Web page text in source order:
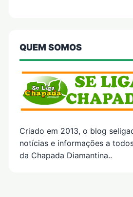
QUEM SOMOS
Criado em 2013, o blog
notícias e informações a
da Chapada Diamantina..